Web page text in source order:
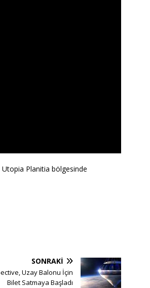
Utopia Planitia bölgesinde
SONRAKI
Uzay Balonu İçin
Bilet Satmaya Başladı